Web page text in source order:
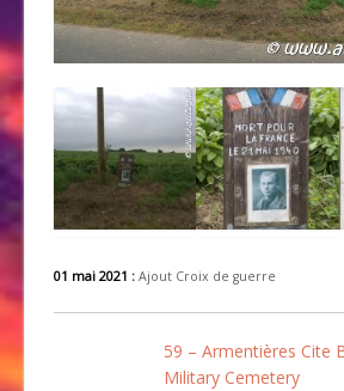
01 mai 2021 : Ajout Croix de guerre
59 – Armentières Cite
Military Cemetery